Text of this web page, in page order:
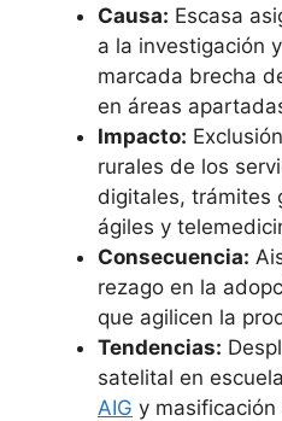
Causa: Escasa
a la investigación
marcada brecha
en áreas
Impacto:
rurales de los
digitales, trámites
ágiles y
Consecuencia:
rezago en la
que agilicen la
Tendencias:
satelital en
AIG y